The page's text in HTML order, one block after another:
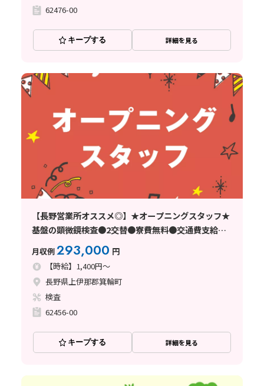
62476-00
キープする 詳細を見る
【長野営業所オススメ◎】★オープニングスタッフ★
基盤の顕微鏡検査●2交替●寮費無料●交通費支給●
未経験歓迎●長野県上伊那郡
月収例293,000 円
【時給】1,400円～
長野県上伊那郡箕輪町
検査
62456-00
キープする 詳細を見る